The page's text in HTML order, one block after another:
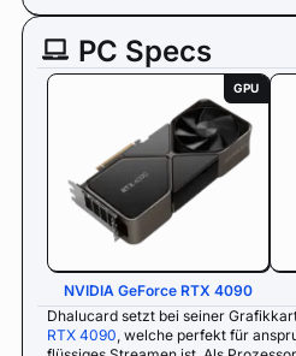
PC Specs
GPU
NVIDIA GeForce RTX 4090
Dhalucard setzt bei seiner
RTX 4090 , welche perfekt für